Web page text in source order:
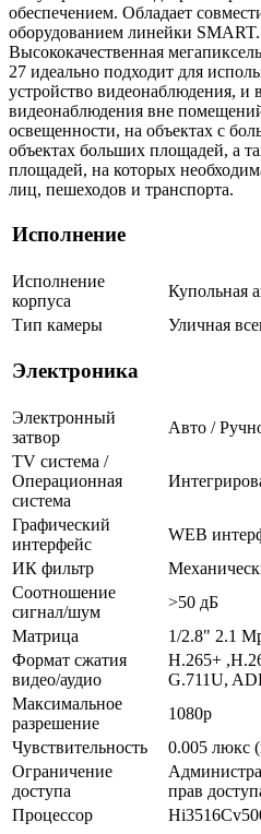
обеспечением. Обладает
оборудованием линейки SMART.
Высококачественная
27 идеально подходит для
устройство видеонаблюдения, и
видеонаблюдения вне
освещенности, на объектах с
объектах больших площадей, а
площадей, на которых
лиц, пешеходов и транспорта.
Исполнение
Исполнение
корпуса
Купольная
Тип камеры
Уличная
Электроника
Электронный
затвор
Авто /
TV система /
Операционная
система
Графический
интерфейс
WEB
ИК фильтр
Соотношение
сигнал/шум
>50 дБ
Матрица
1/2.8" 2.1
Формат сжатия
видео/аудио
H.265+
G.711U,
Максимальное
разрешение
1080p
Чувствительность
0.005 люкс
Ограничение
доступа
прав
Процессор